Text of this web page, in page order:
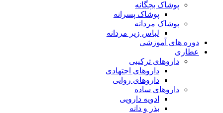
پوشاک بچگانه
پوشاک پسرانه
پوشاک مردانه
لباس زیر مردانه
دوره های آموزشی
عطاری
داروهای ترکیبی
داروهای اجتهادی
داروهای روایی
داروهای ساده
ادویه دارویی
بذر و دانه